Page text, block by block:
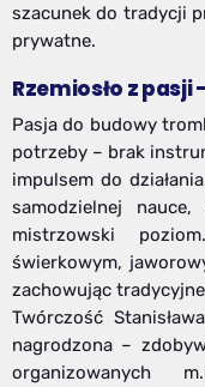
szacunek do tradycji
prywatne.
Rzemiosło z
Pasja do budowy
potrzeby – brak
impulsem do
samodzielnej
mistrzowski
świerkowym,
zachowując
Twórczość
nagrodzona –
organizowanych